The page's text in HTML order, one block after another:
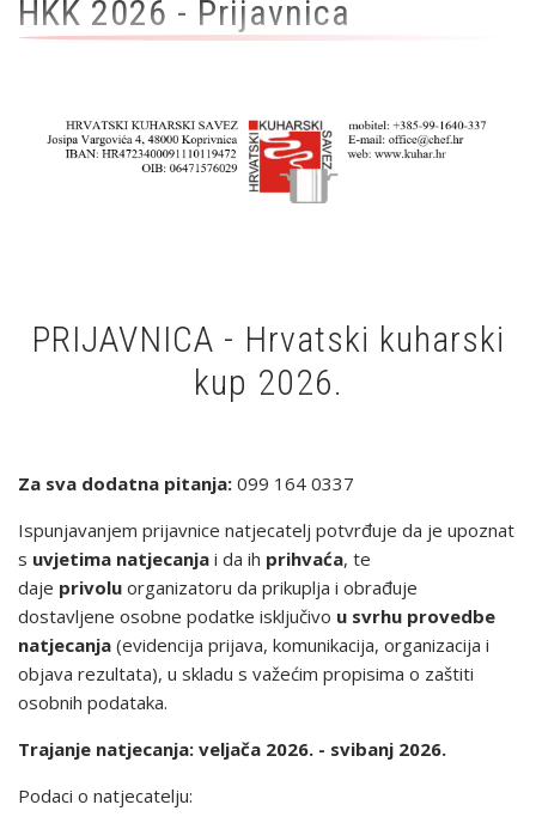
HKK 2026 - Prijavnica
PRIJAVNICA - Hrvatski kuharski
kup 2026.
Za sva dodatna pitanja: 099 164 0337
Ispunjavanjem prijavnice natjecatelj potvrđuje da je upoznat
s uvjetima natjecanja i da ih prihvaća, te
daje privolu organizatoru da prikuplja i obrađuje
dostavljene osobne podatke isključivo u svrhu provedbe
natjecanja (evidencija prijava, komunikacija, organizacija i
objava rezultata), u skladu s važećim propisima o zaštiti
osobnih podataka.
Trajanje natjecanja: veljača 2026. - svibanj 2026.
Podaci o natjecatelju: